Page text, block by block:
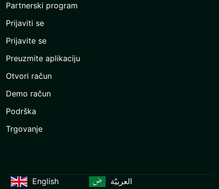
Partnerski program
Prijaviti se
Prijavite se
Preuzmite aplikaciju
Otvori račun
Demo račun
Podrška
Trgovanje
English العربيّة